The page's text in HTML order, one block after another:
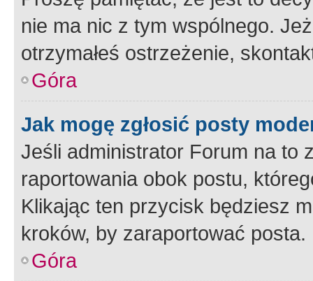
nie ma nic z tym wspólnego.
otrzymałeś ostrzeżenie,
Góra
Jak mogę zgłosić posty
Jeśli administrator Forum na to
raportowania obok postu,
Klikając ten przycisk będziesz
kroków, by zaraportować posta.
Góra